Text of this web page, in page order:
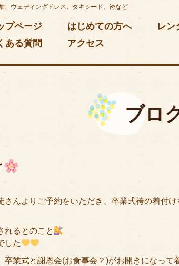
、ウェディングドレス、タキシード、袴など
プページ はじめての方へ レン
ある質問
アクセス
ブロ
んよりご予約をいただき、卒業式袴の着付
れるとのこと
した
業式と謝恩会(お食事会？)がお開きになって